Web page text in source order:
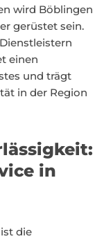
wird Böblingen
gerüstet sein.
einen
und trägt
in der Region
in
die